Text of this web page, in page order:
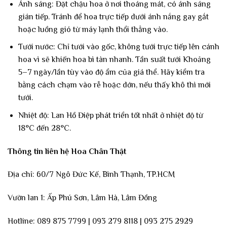
Ánh sáng: Đặt chậu hoa ở nơi thoáng mát, có ánh sáng
gián tiếp. Tránh để hoa trực tiếp dưới ánh nắng gay gắt
hoặc luồng gió từ máy lạnh thổi thẳng vào.
Tưới nước: Chỉ tưới vào gốc, không tưới trực tiếp lên cánh
hoa vì sẽ khiến hoa bì tàn nhanh. Tần suất tưới Khoảng
5–7 ngày/lần tùy vào độ ẩm của giá thể. Hãy kiểm tra
bằng cách chạm vào rễ hoặc dớn, nếu thấy khô thì mới
tưới.
Nhiệt độ: Lan Hồ Điệp phát triển tốt nhất ở nhiệt độ từ
18°C đến 28°C.
Thông tin liên hệ Hoa Chân Thật
Địa chỉ: 60/7 Ngô Đức Kế, Bình Thạnh, TP.HCM
Vườn lan 1: Ấp Phú Sơn, Lâm Hà, Lâm Đồng
Hotline: 089 875 7799 | 093 279 8118 | 093 275 2929